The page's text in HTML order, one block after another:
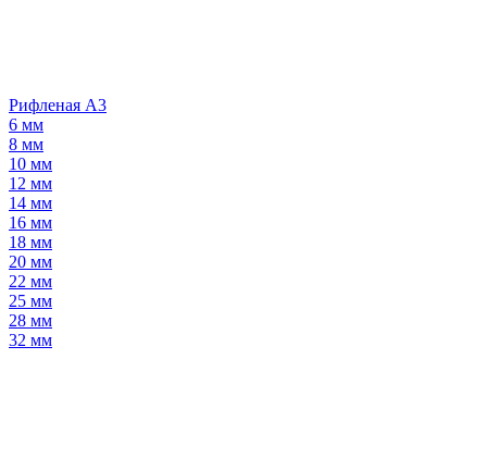
Рифленая А3
6 мм
8 мм
10 мм
12 мм
14 мм
16 мм
18 мм
20 мм
22 мм
25 мм
28 мм
32 мм